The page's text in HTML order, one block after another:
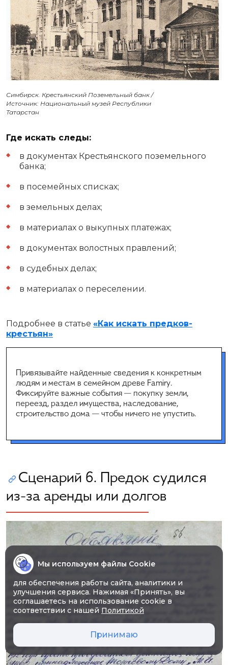
Симбирск. Крестьянский Поземельный банк /
Источник: Национальный музей Республики
Татарстан
Где искать следы:
в документах Крестьянского поземельного
банка;
в посемейных списках;
в земельных делах;
в материалах о выкупных платежах;
в документах волостных правлений;
в судебных делах;
в материалах о переселении.
Подробнее в статье «Как искать предков-
крестьян»
Привязывайте найденные сведения к конкретным
людям и местам в семейном древе Famiry.
Фиксируйте важные события — покупку земли,
переезд, раздел имущества, наследование,
строительство дома — чтобы ничего не упустить.
Сценарий 6. Предок судился
из-за аренды или долгов
Мы используем файлы Cookie
для обеспечения работы сайта, аналитики и
улучшения сервиса. Нажимая «Принять», вы
соглашаетесь на использование cookie в
соответствии с нашей Политикой
Принимаю